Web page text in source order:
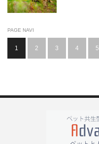
PAGE NAVI
1 2 3 4 5